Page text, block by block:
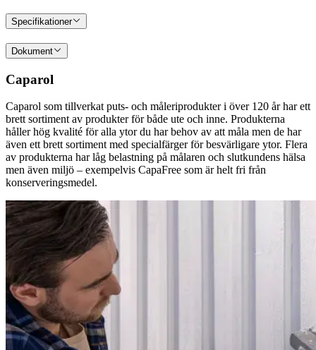
Specifikationer
Dokument
Caparol
Caparol som tillverkat puts- och måleriprodukter i över 120 år har ett
brett sortiment av produkter för både ute och inne. Produkterna
håller hög kvalité för alla ytor du har behov av att måla men de har
även ett brett sortiment med specialfärger för besvärligare ytor. Flera
av produkterna har låg belastning på målaren och slutkundens hälsa
men även miljö – exempelvis CapaFree som är helt fri från
konserveringsmedel.